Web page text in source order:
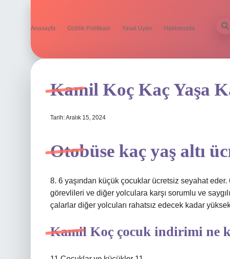
Anasayfa Gizlilik Politikası Yasal Uyarı Hakkımızda
Kamil Koç Kaç Yaşa
Tarih: Aralık 15, 2024
Otobüse kaç yaş altı
8. 6 yaşından küçük çocuklar ücretsiz seyahat
görevlileri ve diğer yolculara karşı sorumlu ve
çalarlar diğer yolcuları rahatsız edecek kadar
Kamil Koç çocuk indirimi ne